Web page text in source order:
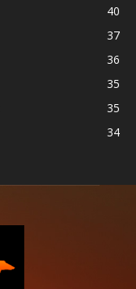
40
37
36
35
35
34